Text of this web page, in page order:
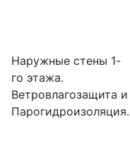
Наружные стены 1-
го этажа.
Ветровлагозащита и
Парогидроизоляция.